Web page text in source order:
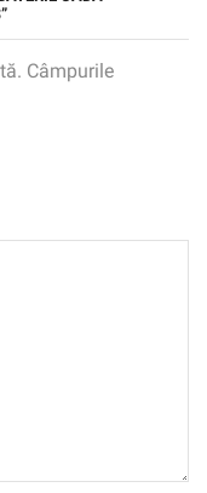
Câmpurile